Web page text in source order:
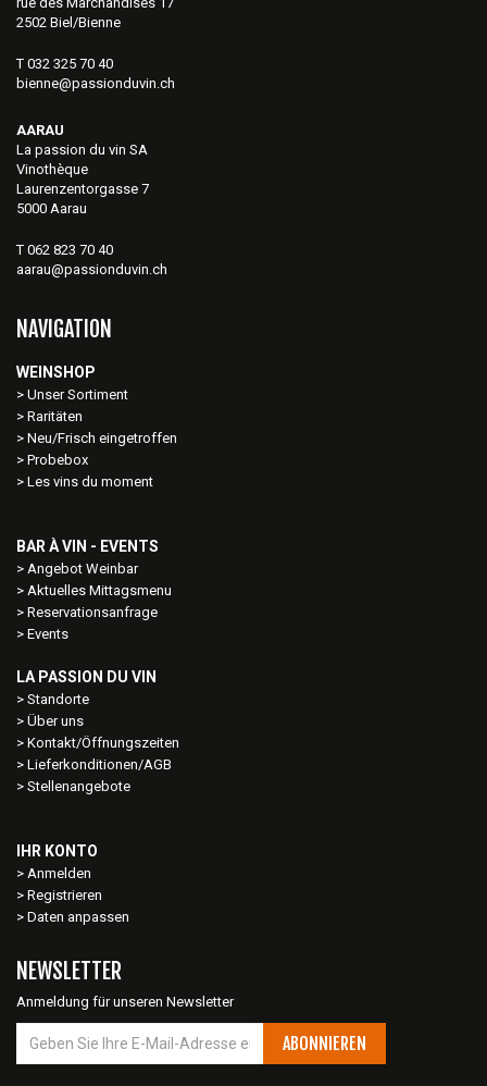
2502 Biel/Bienne
T 032 325 70 40
bienne@passionduvin.ch
AARAU
La passion du vin SA
Vinothèque
Laurenzentorgasse 7
5000 Aarau
T 062 823 70 40
aarau@passionduvin.ch
NAVIGATION
WEINSHOP
Unser Sortiment
Raritäten
Neu/Frisch eingetroffen
Probebox
Les vins du moment
BAR À VIN - EVENTS
Angebot Weinbar
Aktuelles Mittagsmenu
Reservationsanfrage
Events
LA PASSION DU VIN
Standorte
Über uns
Kontakt/Öffnungszeiten
Lieferkonditionen/AGB
Stellenangebote
IHR KONTO
Anmelden
Registrieren
Daten anpassen
NEWSLETTER
Anmeldung für unseren Newsletter
ABONNIEREN